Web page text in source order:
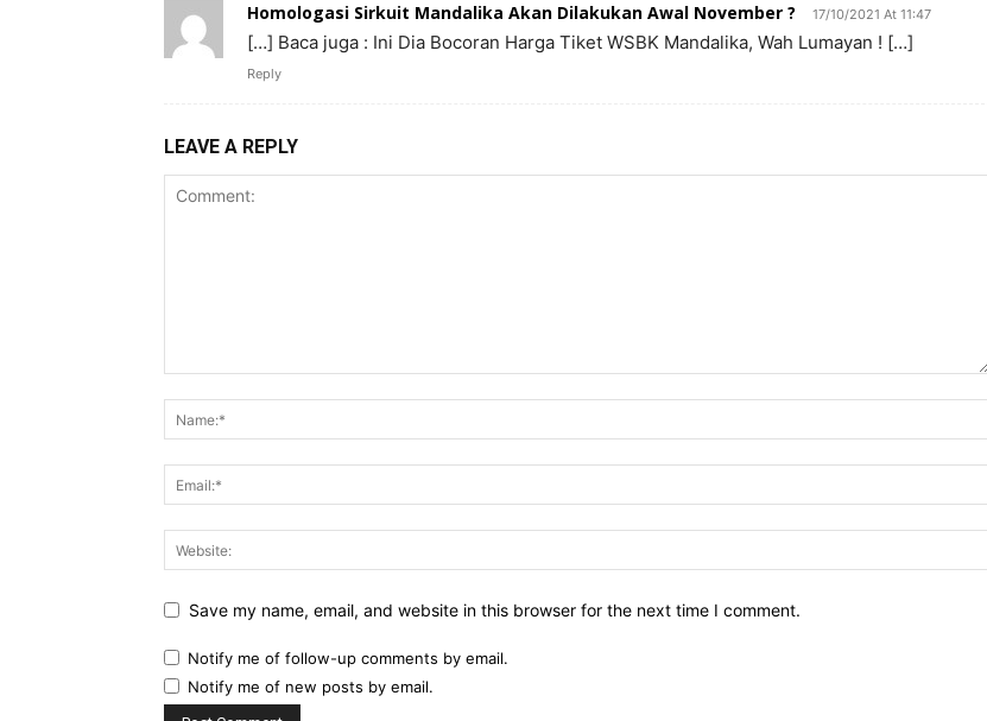
Homologasi Sirkuit Mandalika Akan Dilakukan Awal November ? 17/10/2021 At 11:47
[…] Baca juga : Ini Dia Bocoran Harga Tiket WSBK Mandalika, Wah Lumayan ! […]
Reply
LEAVE A REPLY
Save my name, email, and website in this browser for the next time I comment.
Notify me of follow-up comments by email.
Notify me of new posts by email.